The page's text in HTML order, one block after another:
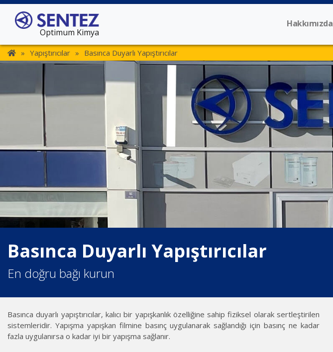
Optimum Kimya
Hakkımızda
» Yapıştırıcılar » Basınca Duyarlı Yapıştırıcılar
Basınca Duyarlı Yapıştırıcılar
En doğru bağı kurun
Basınca duyarlı yapıştırıcılar, kalıcı bir yapışkanlık özelliğine sahip fiziksel olarak sertleştirilen
sistemleridir. Yapışma yapışkan filmine basınç uygulanarak sağlandığı için basınç ne kadar
fazla uygulanırsa o kadar iyi bir yapışma sağlanır.